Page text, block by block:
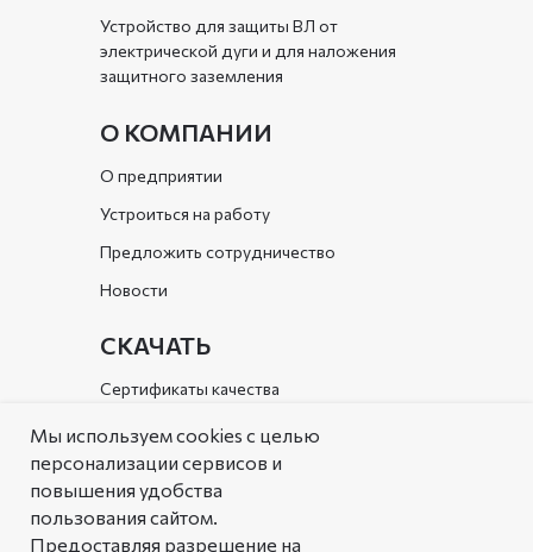
Мы используем cookies с целью
персонализации сервисов и
повышения удобства
пользования сайтом.
Предоставляя разрешение на
РЕШЕНИЯ
Каталог
Документы организации
Сертификаты качества
СКАЧАТЬ
Новости
Предложить сотрудничество
Устроиться на работу
О предприятии
О КОМПАНИИ
Устройство для защиты ВЛ от
электрической дуги и для наложения
защитного заземления